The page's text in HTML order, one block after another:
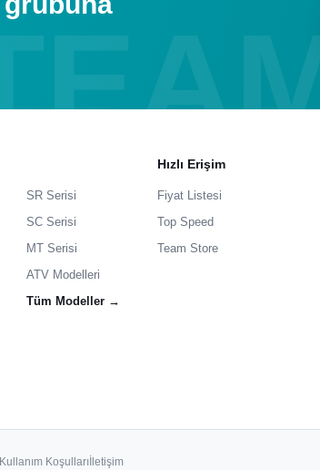
SR Serisi
SC Serisi
MT Serisi
ATV Modelleri
Tüm Modeller →
Hızlı Erişim
Fiyat Listesi
Top Speed
Team Store
Koşullarıİletişim